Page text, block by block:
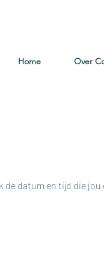
Home Over
de datum en tijd die